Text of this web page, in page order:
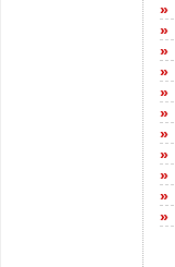
»
»
»
»
»
»
»
»
»
»
»